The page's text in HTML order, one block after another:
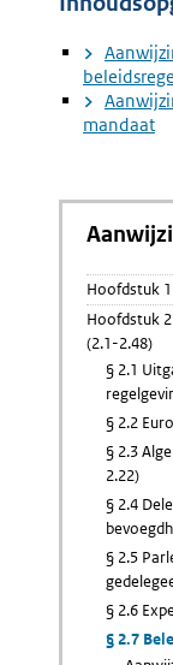
mandaat
Hoofdstuk
Hoofdstuk
(2.1-2.48)
§ 2.1
§ 2.2
§ 2.3
2.22)
§ 2.4
§ 2.5
§ 2.6
§ 2.7